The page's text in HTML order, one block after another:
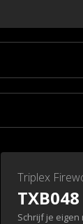
Triplex
Schrijf je eigen